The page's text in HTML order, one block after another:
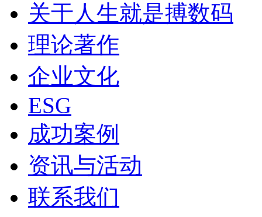
关于人生就是搏数码
理论著作
企业文化
ESG
成功案例
资讯与活动
联系我们